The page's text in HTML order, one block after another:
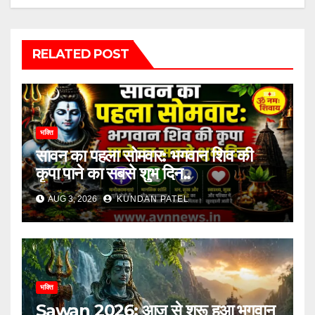
RELATED POST
भक्ति
सावन का पहला सोमवार: भगवान शिव की
कृपा पाने का सबसे शुभ दिन..
AUG 3, 2026 KUNDAN PATEL
भक्ति
Sawan 2026: आज से शुरू हुआ भगवान